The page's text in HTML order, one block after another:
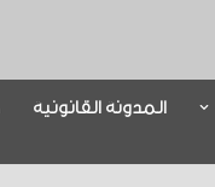
المدونة القانونية